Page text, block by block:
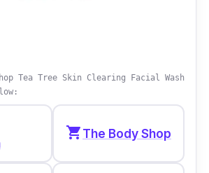
Tea Tree Skin Clearing Facial Wash
shopping_cartThe Body Shop